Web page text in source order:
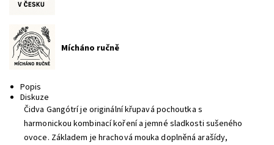
Mícháno ručně
Popis
Diskuze
Čidva Gangótrí je originální křupavá pochoutka s
harmonickou kombinací koření a jemné sladkosti sušeného
ovoce. Základem je hrachová mouka doplněná arašídy,